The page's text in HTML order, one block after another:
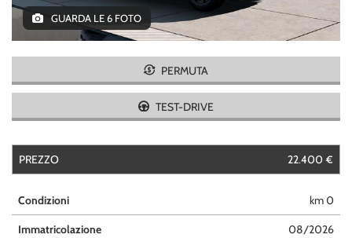
CONTATTIGUARDA LE 6 FOTO
PERMUTA
TEST-DRIVE
PREZZO 22.400 €
Condizioni km 0
Immatricolazione 08/2026
tracciamento
che
le
e
le
attività
di
seguito
descritte.
Per